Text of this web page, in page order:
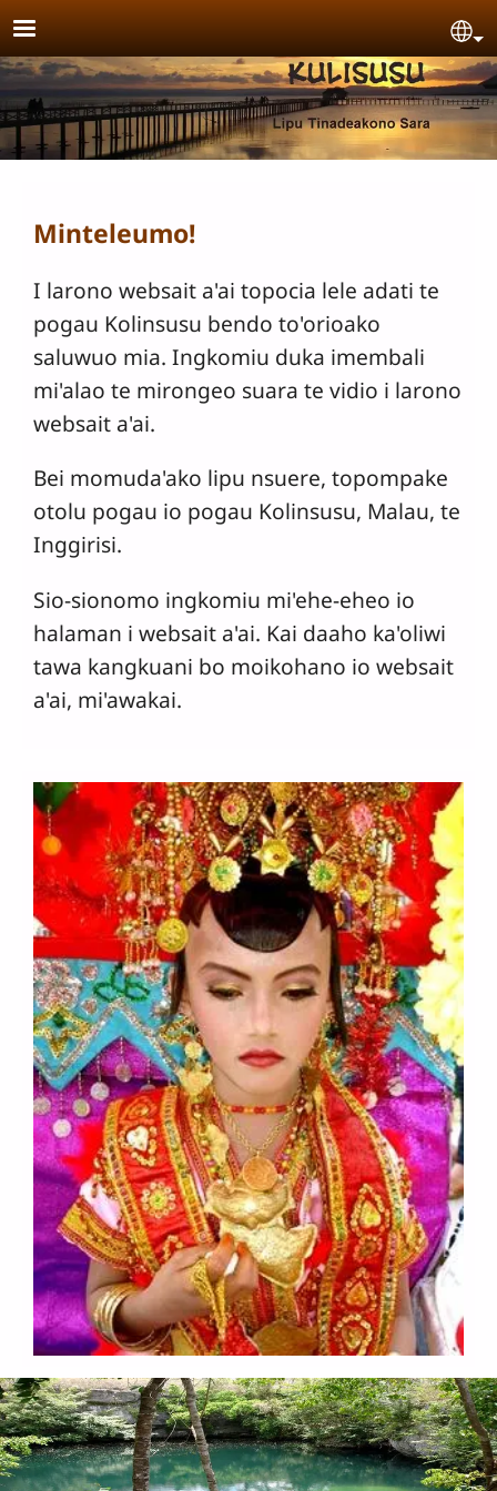
Skip to main content
Minteleumo!
I larono websait a'ai topocia lele adati te
pogau Kolinsusu bendo to'orioako
saluwuo mia. Ingkomiu duka imembali
mi'alao te mirongeo suara te vidio i larono
websait a'ai.
Bei momuda'ako lipu nsuere, topompake
otolu pogau io pogau Kolinsusu, Malau, te
Inggirisi.
Sio-sionomo ingkomiu mi'ehe-eheo io
halaman i websait a'ai. Kai daaho ka'oliwi
tawa kangkuani bo moikohano io websait
a'ai, mi'awakai.